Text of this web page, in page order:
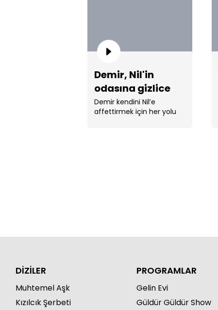
Demir, Nil'in
odasına gizlice
girerse
Demir kendini Nil’e
affettirmek için her yolu
DİZİLER
Muhtemel Aşk
Kızılcık Şerbeti
PROGRAMLAR
Gelin Evi
Güldür Güldür Show